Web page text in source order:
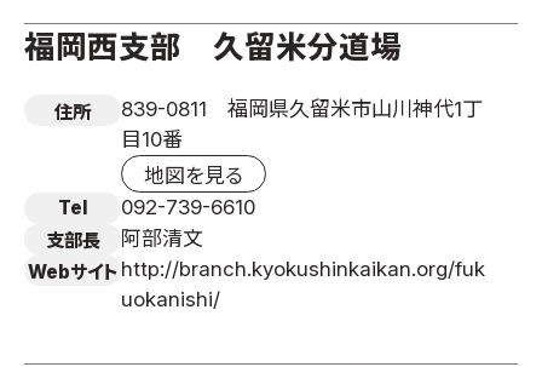
福岡西支部 久留米分道場
住所
839-0811 福岡県久留米市山川神代1丁
目10番
地図を見る
Tel 092-739-6610
支部長 阿部清文
Webサイト http://branch.kyokushinkaikan.org/fuk
uokanishi/